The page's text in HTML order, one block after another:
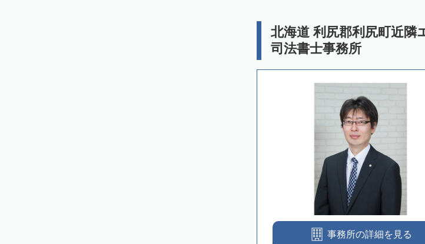
天塩郡遠別町 天塩郡天塩町 天塩郡
網走郡津別町 網走郡大空町 斜里郡斜
常呂郡佐呂間町
紋別郡雄武町
様似郡様似町
河東郡上士幌町 河東郡鹿追町
広尾郡広尾町 足寄郡足寄町
川上郡弟子屈町
標津郡標津町 目梨郡羅臼町
北海道 利尻郡利尻町近隣
司法書士事務所
事務所の詳細を見る